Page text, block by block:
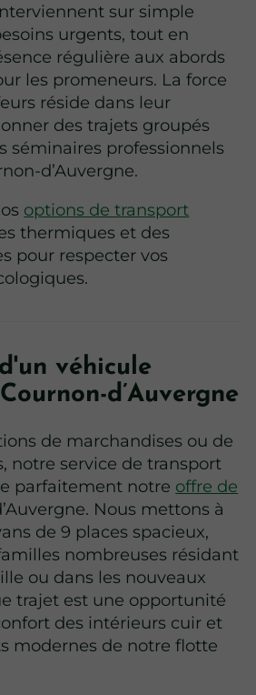
sur simple
urgents, tout en
régulière aux abords
les promeneurs. La force
réside dans leur
des trajets groupés
séminaires professionnels
d’Auvergne.
options de transport
thermiques et des
pour respecter vos
véhicule
d’Auvergne
de marchandises ou de
notre service de transport
parfaitement notre offre de
Nous mettons à
de 9 places spacieux,
nombreuses résidant
ou dans les nouveaux
trajet est une opportunité
des intérieurs cuir et
modernes de notre flotte